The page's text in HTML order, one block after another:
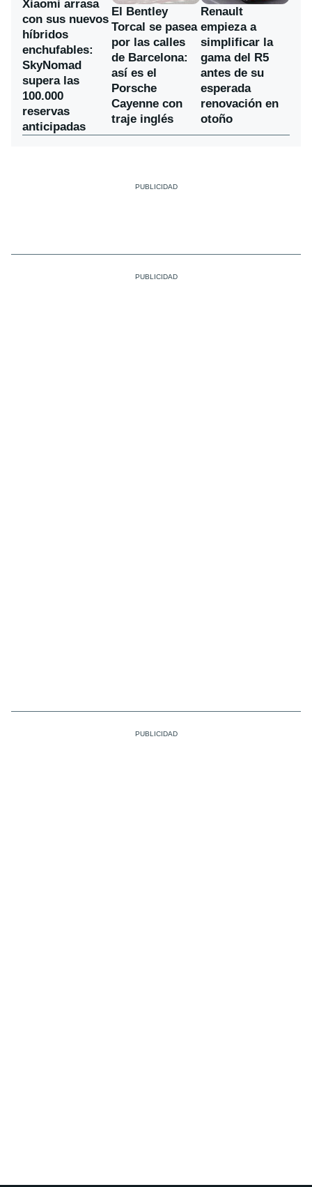
Xiaomi arrasa
con sus nuevos
híbridos
enchufables:
SkyNomad
supera las
100.000
reservas
anticipadas
El Bentley
Torcal se pasea
por las calles
de Barcelona:
así es el
Porsche
Cayenne con
traje inglés
Renault
empieza a
simplificar la
gama del R5
antes de su
esperada
renovación en
otoño